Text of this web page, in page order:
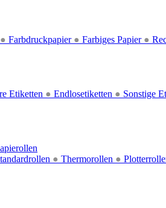
● Farbdruckpapier ● Farbiges Papier ●
Etiketten ● Endlosetiketten ● Sonstige
● Thermorollen ●